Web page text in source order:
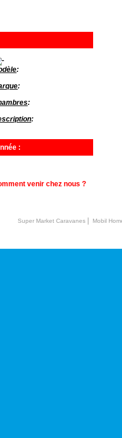
:
:
:
:
:
venir chez nous ?
Super Market Caravanes| Mobil